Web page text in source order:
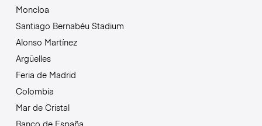
Moncloa
Santiago Bernabéu Stadium
Alonso Martínez
Argüelles
Feria de Madrid
Colombia
Mar de Cristal